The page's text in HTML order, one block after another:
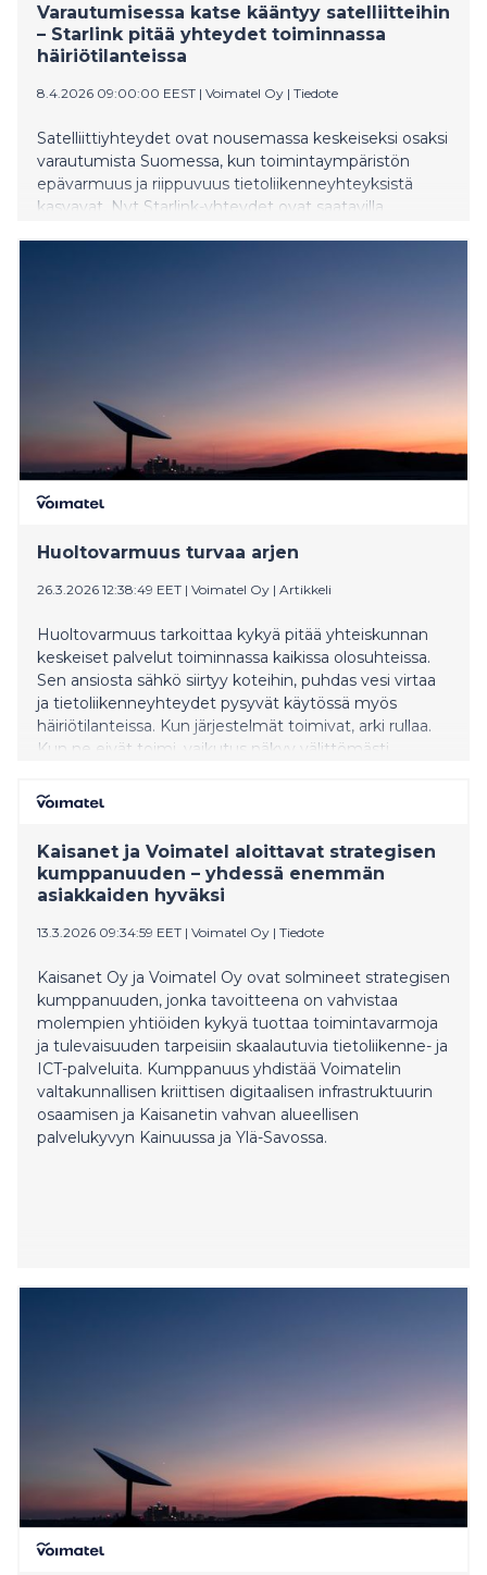
Varautumisessa katse kääntyy satelliitteihin
– Starlink pitää yhteydet toiminnassa
häiriötilanteissa
8.4.2026 09:00:00 EEST | Voimatel Oy | Tiedote
Satelliittiyhteydet ovat nousemassa keskeiseksi osaksi
varautumista Suomessa, kun toimintaympäristön
epävarmuus ja riippuvuus tietoliikenneyhteyksistä
kasvavat. Nyt Starlink-yhteydet ovat saatavilla
Huoltovarmuus turvaa arjen
26.3.2026 12:38:49 EET | Voimatel Oy | Artikkeli
Huoltovarmuus tarkoittaa kykyä pitää yhteiskunnan
keskeiset palvelut toiminnassa kaikissa olosuhteissa.
Sen ansiosta sähkö siirtyy koteihin, puhdas vesi virtaa
ja tietoliikenneyhteydet pysyvät käytössä myös
häiriötilanteissa. Kun järjestelmät toimivat, arki rullaa.
Kun ne eivät toimi, vaikutus näkyy välittömästi
Kaisanet ja Voimatel aloittavat strategisen
kumppanuuden – yhdessä enemmän
asiakkaiden hyväksi
13.3.2026 09:34:59 EET | Voimatel Oy | Tiedote
Kaisanet Oy ja Voimatel Oy ovat solmineet strategisen
kumppanuuden, jonka tavoitteena on vahvistaa
molempien yhtiöiden kykyä tuottaa toimintavarmoja
ja tulevaisuuden tarpeisiin skaalautuvia tietoliikenne- ja
ICT-palveluita. Kumppanuus yhdistää Voimatelin
valtakunnallisen kriittisen digitaalisen infrastruktuurin
osaamisen ja Kaisanetin vahvan alueellisen
palvelukyvyn Kainuussa ja Ylä-Savossa.